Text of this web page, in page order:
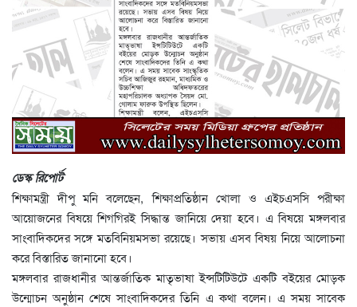
ডেস্ক রিপোর্ট
শিক্ষামন্ত্রী দীপু মনি বলেছেন, শিক্ষাপ্রতিষ্ঠান খোলা ও এইচএসসি পরীক্ষা
আয়োজনের বিষয়ে শিগগিরই সিদ্ধান্ত জানিয়ে দেয়া হবে। এ বিষয়ে মঙ্গলবার
সাংবাদিকদের সঙ্গে মতবিনিয়মসভা রয়েছে। সভায় এসব বিষয় নিয়ে আলোচনা
করে বিস্তারিত জানানো হবে।
মঙ্গলবার রাজধানীর আন্তর্জাতিক মাতৃভাষা ইন্সটিটিউটে একটি বইয়ের মোড়ক
উন্মোচন অনুষ্ঠান শেষে সাংবাদিকদের তিনি এ কথা বলেন। এ সময় সাবেক